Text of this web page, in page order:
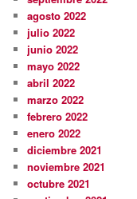
agosto 2022
julio 2022
junio 2022
mayo 2022
abril 2022
marzo 2022
febrero 2022
enero 2022
diciembre 2021
noviembre 2021
octubre 2021